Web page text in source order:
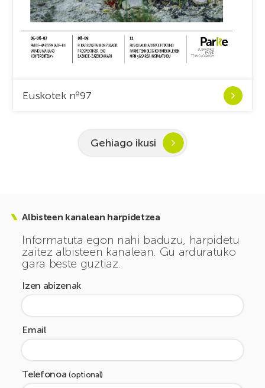
Euskotek nº97
Ver
Euskotek
Gehiago ikusi
Albisteen kanalean harpidetzea
Informatuta egon nahi baduzu, harpidetu
zaitez albisteen kanalean. Gu arduratuko
gara beste guztiaz.
Izen abizenak
Email
Telefonoa(optional)